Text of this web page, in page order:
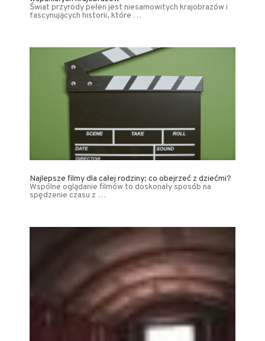
Świat przyrody pełen jest niesamowitych krajobrazów i
fascynujących historii, które …
Najlepsze filmy dla całej rodziny: co obejrzeć z dziećmi?
Wspólne oglądanie filmów to doskonały sposób na
spędzenie czasu z …